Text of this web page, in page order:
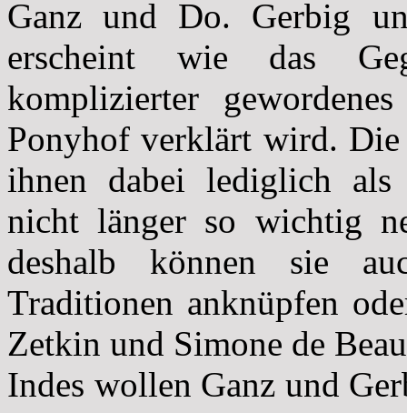
Ganz und Do. Gerbig
erscheint wie das
komplizierter
Ponyhof verklärt wird. Die
ihnen dabei lediglich als
nicht länger so wichtig
deshalb können sie
Traditionen anknüpfen
Zetkin und Simone de
Indes wollen Ganz und